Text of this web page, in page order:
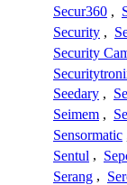
Secur360 ,
Security ,
Security
Seedary ,
Seimem ,
Sensormatic
Sentul ,
Serang ,